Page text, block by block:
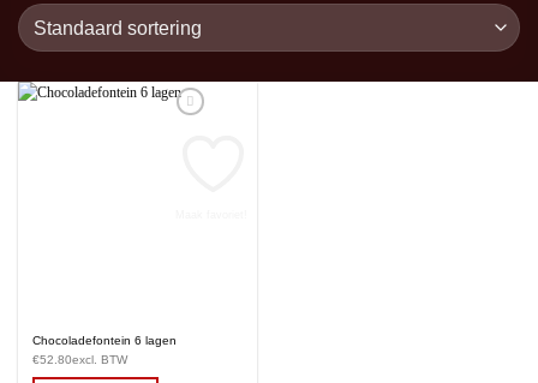
Chocoladefontein 6 lagen
€52.80excl. BTW